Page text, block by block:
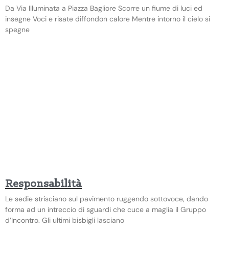
Da Via Illuminata a Piazza Bagliore Scorre un fiume di luci ed
insegne Voci e risate diffondon calore Mentre intorno il cielo si
spegne
Responsabilità
Le sedie strisciano sul pavimento ruggendo sottovoce, dando
forma ad un intreccio di sguardi che cuce a maglia il Gruppo
d’Incontro. Gli ultimi bisbigli lasciano